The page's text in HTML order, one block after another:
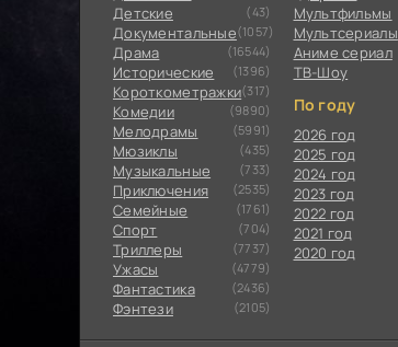
Детские (43)
Документальные(1057)
Драма (16544)
Исторические (1396)
Короткометражки(317)
Комедии (9890)
Мелодрамы (5991)
Мюзиклы (435)
Музыкальные (733)
Приключения (2535)
Семейные (1761)
Cпорт (704)
Триллеры (7737)
Ужасы (4779)
Фантастика (2436)
Фэнтези (2105)
Мультфильмы
Мультсериалы
Аниме сериал
ТВ-Шоу
По году
2026 год
2025 год
2024 год
2023 год
2022 год
2021 год
2020 год